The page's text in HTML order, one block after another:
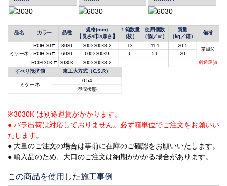
品名 カラー 品種
規格(mm)
【長さ×巾×厚さ】
１箱数量
（枚）
使用個数
（個／㎡）
質量
（kg／箱）
備考
ミケーネ
ROH-30-□ 3030 300×300×8.2 13 11.1 20.5
箱単位
ROH-36-□
6030 600×300×9 6 5.6
20
ROH-30K-□ 3030K 300×300×8.2
別途運賃
すべり抵抗値
東工大方式（C.S.R）
ミケーネ
0.54
湿潤状態
※3030K は別途運賃がかかります。
● バラ出荷は対応しておりません。必ず箱単位でご注文をお願いい
たします。
● 大量のご注文の場合は事前に在庫のご確認をお願いいたします。
● 輸入品のため、大口のご注文は納期がかかる場合があります。
この商品を使用した施工事例